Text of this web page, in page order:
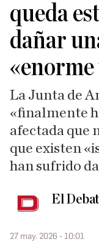
queda
dañar
La Junta de
«finalmente
afectada que
que existen
han sufrido
El
27 may. 2026 - 10:01